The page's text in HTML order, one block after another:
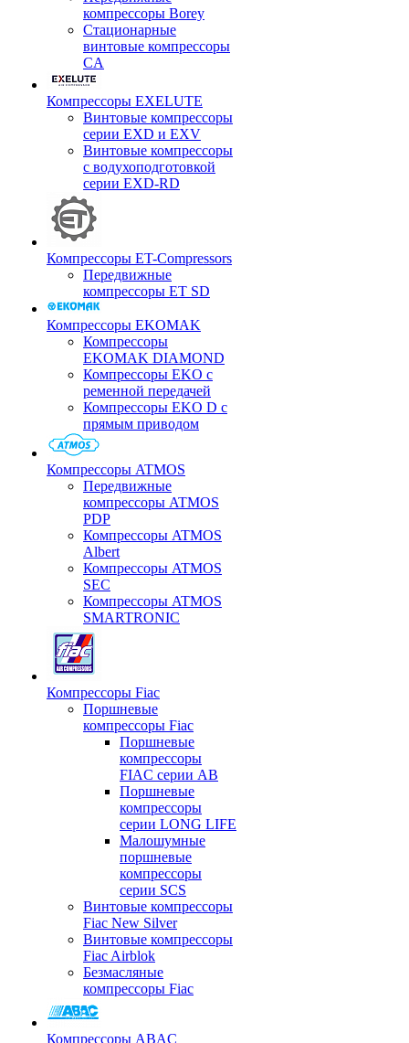
компрессоры Borey
Стационарные
винтовые компрессоры
CA
Компрессоры EXELUTE
Винтовые компрессоры
серии EXD и EXV
Винтовые компрессоры
с водухоподготовкой
серии EXD-RD
Компрессоры ET-Compressors
Передвижные
компрессоры ET SD
Компрессоры EKOMAK
Компрессоры
EKOMAK DIAMOND
Компрессоры EKO c
ременной передачей
Компрессоры EKO D с
прямым приводом
Компрессоры ATMOS
Передвижные
компрессоры ATMOS
PDP
Компрессоры ATMOS
Albert
Компрессоры ATMOS
SEC
Компрессоры ATMOS
SMARTRONIC
Компрессоры Fiac
Поршневые
компрессоры Fiac
Поршневые
компрессоры
FIAC серии AB
Поршневые
компрессоры
серии LONG LIFE
Малошумные
поршневые
компрессоры
серии SCS
Винтовые компрессоры
Fiac New Silver
Винтовые компрессоры
Fiac Airblok
Безмасляные
компрессоры Fiac
Компрессоры ABAC